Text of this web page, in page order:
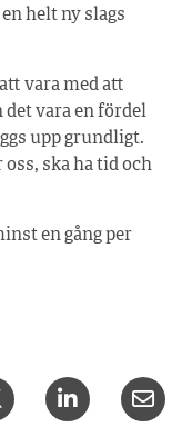
helt ny slags
vara med att
vara en fördel
upp grundligt.
ska ha tid och
en gång per